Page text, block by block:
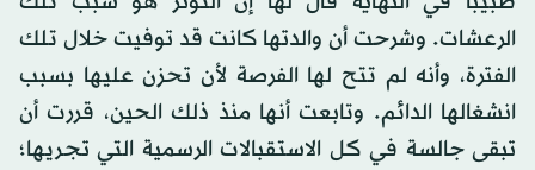
الرعشات. وشرحت أن والدتها كانت قد توفيت خلال تلك
الفترة، وأنه لم تتح لها الفرصة لأن تحزن عليها بسبب
انشغالها الدائم. وتابعت أنها منذ ذلك الحين، قررت أن
تبقى جالسة في كل الاستقبالات الرسمية التي تجريها؛